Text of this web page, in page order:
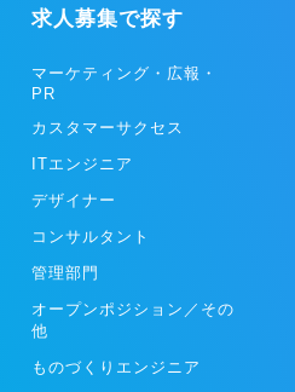
求人募集で探す
マーケティング・広報・
PR
カスタマーサクセス
ITエンジニア
デザイナー
コンサルタント
管理部門
オープンポジション／その
他
ものづくりエンジニア